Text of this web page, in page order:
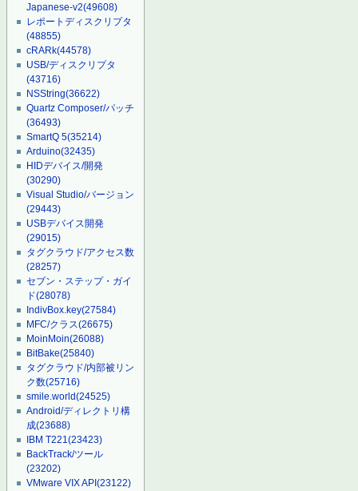
Japanese-v2(49608)
レポートディスクリプタ
(48855)
cRARk(44578)
USB/ディスクリプタ
(43716)
NSString(36622)
Quartz Composer/パッチ
(36493)
SmartQ 5(35214)
Arduino(32435)
HIDデバイス/開発
(30290)
Visual Studio/バージョン
(29443)
USBデバイス開発
(29015)
タグクラウド/アクセス数
(28257)
セブン・ステップ・ガイ
ド(28078)
IndivBox.key(27584)
MFC/クラス(26675)
MoinMoin(26088)
BitBake(25840)
タグクラウド/内部被リン
ク数(25716)
smile.world(24525)
Android/ディレクトリ構
成(23688)
IBM T221(23423)
BackTrack/ツール
(23202)
VMware VIX API(23122)